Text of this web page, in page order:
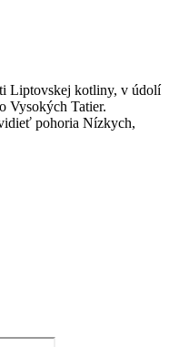
Liptovskej kotliny, v údolí
Vysokých Tatier.
pohoria Nízkych,